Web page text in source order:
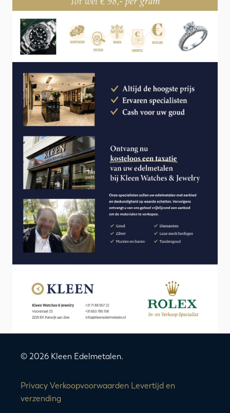
© 2026 Kleen Edelmetalen.
Privacy Verkoopvoorwaarden Levertijd en
verzending